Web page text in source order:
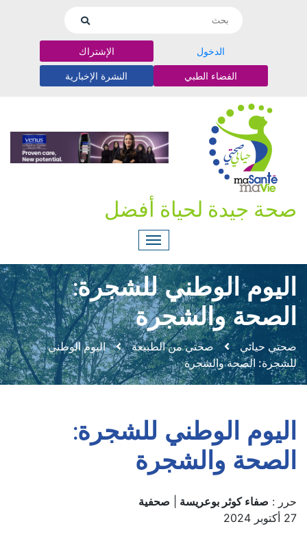
الدخول الإشتراك
الفضاء الطبي النشرة الإخبارية
صحة جيدة لحياة أفضل
اليوم الوطني للشجرة:
الصحة والشجرة
صحتي حياتي صحتي من الطبيعة
اليوم الوطني
للشجرة: الصحة والشجرة
اليوم الوطني للشجرة:
الصحة والشجرة
حرر : صفاء كوثر بوعريسة
صحفية
27 أكتوبر 2024